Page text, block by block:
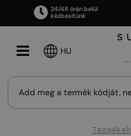
24/48 órán belül
kézbesítünk
HU
Termékek